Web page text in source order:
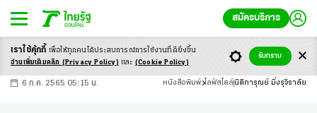
สมัครบริการ
-ก ก ก+
6 ก.ค. 2565 05:15 น. หนังสือพิมพ์ ไลฟ์สไตล์ นิติการุณย์ มิ่งรุจิราลัย
เราใช้คุ้กกี้ เพื่อให้ทุกคนได้ประสบการณ์การใช้งานที่ดียิ่งขึ้น
อ่านเพิ่มเติมคลิก (Privacy Policy) และ (Cookie Policy)
รับทราบ